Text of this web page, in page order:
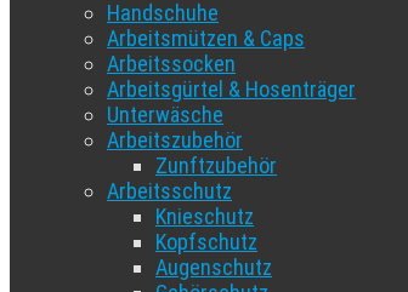
Handschuhe
Arbeitsmützen & Caps
Arbeitssocken
Arbeitsgürtel & Hosenträger
Unterwäsche
Arbeitszubehör
Zunftzubehör
Arbeitsschutz
Knieschutz
Kopfschutz
Augenschutz